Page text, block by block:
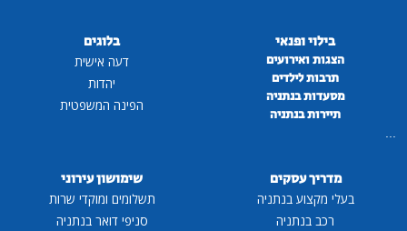
בילוי ופנאי
הצגות ואירועים
תרבות לילדים
מסעדות בנתניה
תיירות בנתניה
...
בלוגים
דעה אישית
יהדות
הפינה המשפטית
מדריך עסקים
בעלי מקצוע בנתניה
רכב בנתניה
שימושון עירוני
תשלומים ומוקדי שרות
סניפי דואר בנתניה